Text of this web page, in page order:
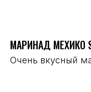
МАРИНАД МЕХИКО
Очень вкусный